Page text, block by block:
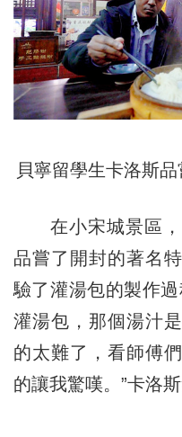
貝寧留學生卡洛斯
在小宋城景區，
品嘗了開封的著名
驗了灌湯包的製作
灌湯包，那個湯汁
的太難了，看師傅
的讓我驚嘆。”卡洛